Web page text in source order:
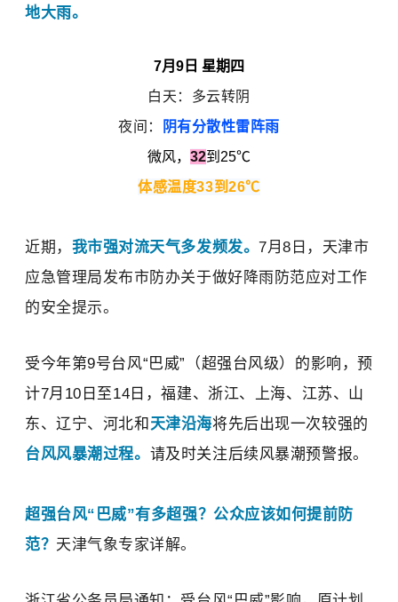
地大雨。
7月9日 星期四
白天：多云转阴
夜间：
阴有分散性雷阵雨
微风， 32到25℃
体感温度33到26℃
近期， 我市强对流天气多发频发。7月8日，天津市
应急管理局发布市防办关于做好降雨防范应对工作
的安全提示。
受今年第9号台风“巴威”（超强台风级）的影响，预
计7月10日至14日，福建、浙江、上海、江苏、山
东、辽宁、河北和 天津沿海将先后出现一次较强的
台风风暴潮过程。 请及时关注后续风暴潮预警报。
超强台风“巴威”有多超强？公众应该如何提前防
范？ 天津气象专家详解。